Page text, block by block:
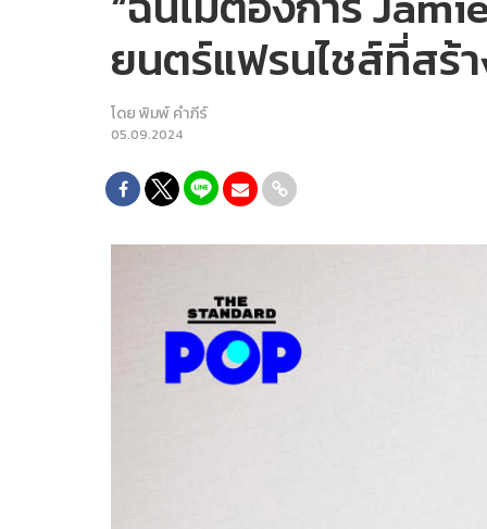
ยนตร์แฟรนไชส์ที่สร้
โดยพิมพ์ คำภีร์
05.09.2024